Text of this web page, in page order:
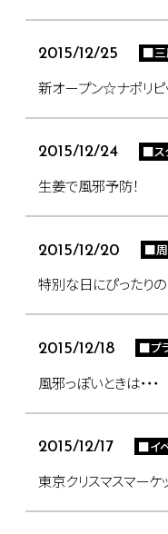
2015/12/25 ■三
新オープン☆ナポリピ
2015/12/24 ■ス
生姜で風邪予防！
2015/12/20 ■
特別な日にぴったり
2015/12/18 ■プ
風邪っぽいときは・・・
2015/12/17 ■イ
東京クリスマスマーケ